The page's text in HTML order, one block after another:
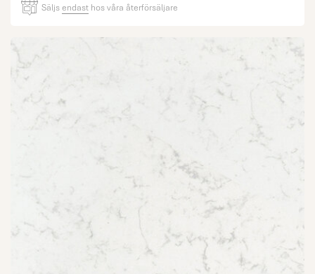
Säljsendast hos våra återförsäljare